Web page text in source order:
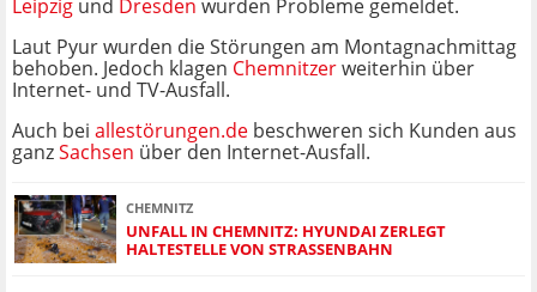
Leipzig und Dresden wurden Probleme gemeldet.
Laut Pyur wurden die Störungen am Montagnachmittag
behoben. Jedoch klagen Chemnitzerweiterhin über
Internet- und TV-Ausfall.
Auch bei allestörungen.de beschweren sich Kunden aus
ganzSachsen über den Internet-Ausfall.
CHEMNITZ
UNFALL IN CHEMNITZ: HYUNDAI ZERLEGT
HALTESTELLE VON STRASSENBAHN